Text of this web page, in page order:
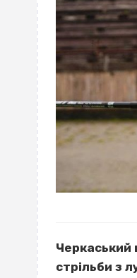
Черкаський
стрільби з